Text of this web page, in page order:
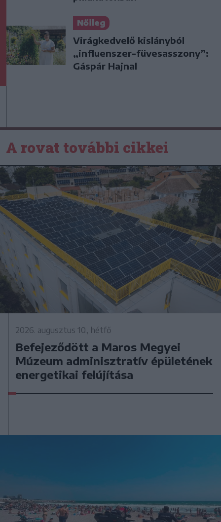
Nőileg
Virágkedvelő kislányból
„influenszer-füvesasszony”:
Gáspár Hajnal
A rovat további cikkei
2026. augusztus 10., hétfő
Befejeződött a Maros Megyei
Múzeum adminisztratív épületének
energetikai felújítása